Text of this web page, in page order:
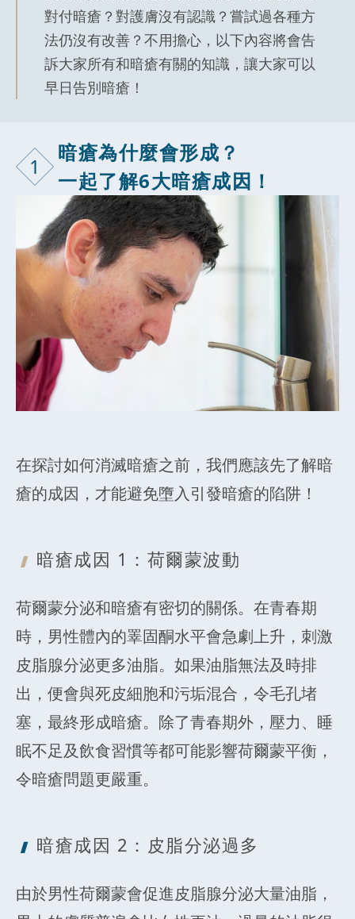
對付暗瘡？對護膚沒有認識？嘗試過各種方
法仍沒有改善？不用擔心，以下內容將會告
訴大家所有和暗瘡有關的知識，讓大家可以
早日告別暗瘡！
1
暗瘡為什麼會形成？
一起了解6大暗瘡成因！
在探討如何消滅暗瘡之前，我們應該先了解暗
瘡的成因，才能避免墮入引發暗瘡的陷阱！
暗瘡成因 1 ：荷爾蒙波動
荷爾蒙分泌和暗瘡有密切的關係。在青春期
時，男性體內的睪固酮水平會急劇上升，刺激
皮脂腺分泌更多油脂。如果油脂無法及時排
出，便會與死皮細胞和污垢混合，令毛孔堵
塞，最終形成暗瘡。除了青春期外，壓力、睡
眠不足及飲食習慣等都可能影響荷爾蒙平衡，
令暗瘡問題更嚴重。
暗瘡成因 2 ：皮脂分泌過多
由於男性荷爾蒙會促進皮脂腺分泌大量油脂，